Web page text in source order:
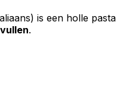
is een holle pasta
vullen.